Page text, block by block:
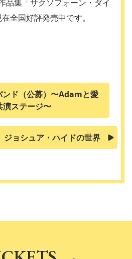
品集「サクソフォーン・ダイ
全国好評発売中です。
ド（公募）〜Adamと愛
演ステージ〜
ジョシュア・ハイドの世界